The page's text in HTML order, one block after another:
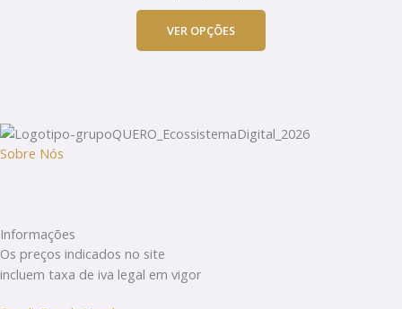
VER OPÇÕES
The
the
Sobre Nós
Informações
Os preços indicados no site
incluem taxa de iva legal em vigor